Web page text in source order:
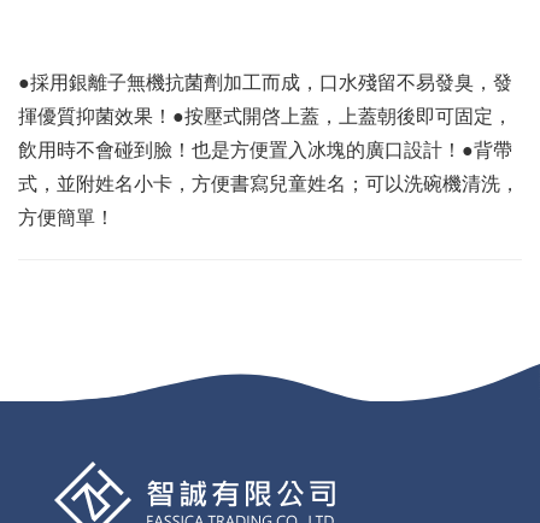
●採用銀離子無機抗菌劑加工而成，口水殘留不易發臭，發
揮優質抑菌效果！●按壓式開啓上蓋，上蓋朝後即可固定，
飲用時不會碰到臉！也是方便置入冰塊的廣口設計！●背帶
式，並附姓名小卡，方便書寫兒童姓名；可以洗碗機清洗，
方便簡單！